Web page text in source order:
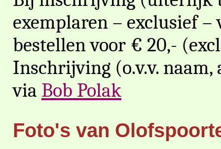
exemplaren – exclusief
bestellen voor € 20,-
Inschrijving (o.v.v. naam,
via Bob Polak
Foto's van